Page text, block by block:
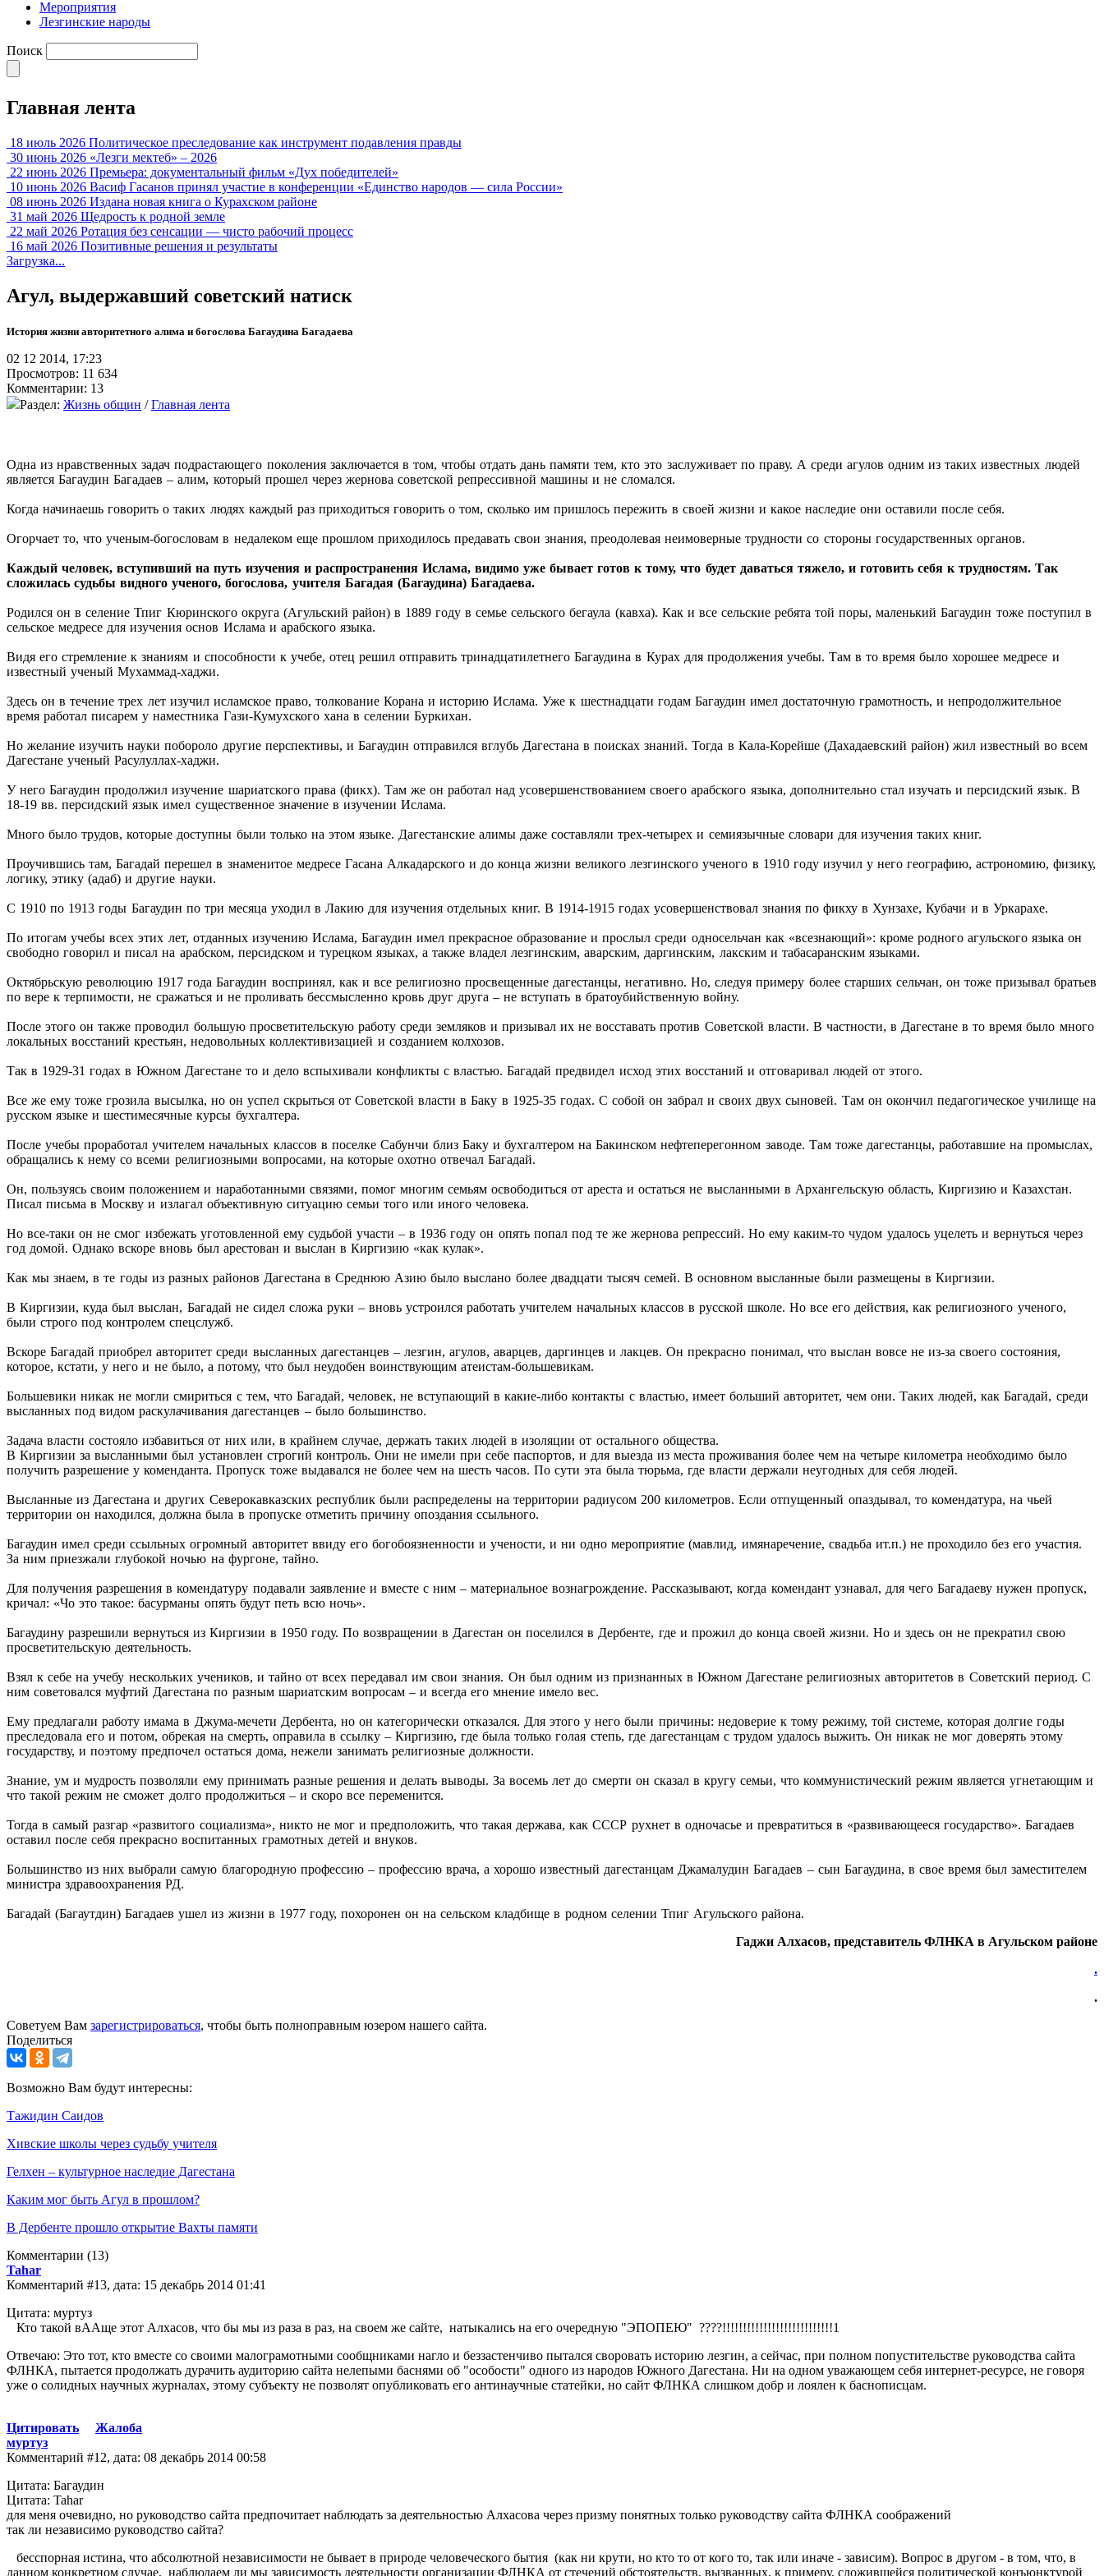
Мероприятия
Лезгинские народы
Поиск
Главная лента
18 июль 2026 Политическое преследование как инструмент подавления правды
30 июнь 2026 «Лезги мектеб» – 2026
22 июнь 2026 Премьера: документальный фильм «Дух победителей»
10 июнь 2026 Васиф Гасанов принял участие в конференции «Единство народов — сила России»
08 июнь 2026 Издана новая книга о Курахском районе
31 май 2026 Щедрость к родной земле
22 май 2026 Ротация без сенсации — чисто рабочий процесс
16 май 2026 Позитивные решения и результаты
Загрузка...
Агул, выдержавший советский натиск
История жизни авторитетного алима и богослова Багаудина Багадаева
02 12 2014, 17:23
Просмотров: 11 634
Комментарии: 13
Раздел: Жизнь общин /Главная лента
Одна из нравственных задач подрастающего поколения заключается в том, чтобы отдать дань памяти тем, кто это заслуживает по праву. А среди агулов одним из таких известных людей
является Багаудин Багадаев – алим, который прошел через жернова советской репрессивной машины и не сломался.
Когда начинаешь говорить о таких людях каждый раз приходиться говорить о том, сколько им пришлось пережить в своей жизни и какое наследие они оставили после себя.
Огорчает то, что ученым-богословам в недалеком еще прошлом приходилось предавать свои знания, преодолевая неимоверные трудности со стороны государственных органов.
Каждый человек, вступивший на путь изучения и распространения Ислама, видимо уже бывает готов к тому, что будет даваться тяжело, и готовить себя к трудностям. Так
сложилась судьбы видного ученого, богослова, учителя Багадая (Багаудина) Багадаева.
Родился он в селение Тпиг Кюринского округа (Агульский район) в 1889 году в семье сельского бегаула (кавха). Как и все сельские ребята той поры, маленький Багаудин тоже поступил в
сельское медресе для изучения основ Ислама и арабского языка.
Видя его стремление к знаниям и способности к учебе, отец решил отправить тринадцатилетнего Багаудина в Курах для продолжения учебы. Там в то время было хорошее медресе и
известный ученый Мухаммад-хаджи.
Здесь он в течение трех лет изучил исламское право, толкование Корана и историю Ислама. Уже к шестнадцати годам Багаудин имел достаточную грамотность, и непродолжительное
время работал писарем у наместника Гази-Кумухского хана в селении Буркихан.
Но желание изучить науки побороло другие перспективы, и Багаудин отправился вглубь Дагестана в поисках знаний. Тогда в Кала-Корейше (Дахадаевский район) жил известный во всем
Дагестане ученый Расулуллах-хаджи.
У него Багаудин продолжил изучение шариатского права (фикх). Там же он работал над усовершенствованием своего арабского языка, дополнительно стал изучать и персидский язык. В
18-19 вв. персидский язык имел существенное значение в изучении Ислама.
Много было трудов, которые доступны были только на этом языке. Дагестанские алимы даже составляли трех-четырех и семиязычные словари для изучения таких книг.
Проучившись там, Багадай перешел в знаменитое медресе Гасана Алкадарского и до конца жизни великого лезгинского ученого в 1910 году изучил у него географию, астрономию, физику,
логику, этику (адаб) и другие науки.
С 1910 по 1913 годы Багаудин по три месяца уходил в Лакию для изучения отдельных книг. В 1914-1915 годах усовершенствовал знания по фикху в Хунзахе, Кубачи и в Уркарахе.
По итогам учебы всех этих лет, отданных изучению Ислама, Багаудин имел прекрасное образование и прослыл среди односельчан как «всезнающий»: кроме родного агульского языка он
свободно говорил и писал на арабском, персидском и турецком языках, а также владел лезгинским, аварским, даргинским, лакским и табасаранским языками.
Октябрьскую революцию 1917 года Багаудин воспринял, как и все религиозно просвещенные дагестанцы, негативно. Но, следуя примеру более старших сельчан, он тоже призывал братьев
по вере к терпимости, не сражаться и не проливать бессмысленно кровь друг друга – не вступать в братоубийственную войну.
После этого он также проводил большую просветительскую работу среди земляков и призывал их не восставать против Советской власти. В частности, в Дагестане в то время было много
локальных восстаний крестьян, недовольных коллективизацией и созданием колхозов.
Так в 1929-31 годах в Южном Дагестане то и дело вспыхивали конфликты с властью. Багадай предвидел исход этих восстаний и отговаривал людей от этого.
Все же ему тоже грозила высылка, но он успел скрыться от Советской власти в Баку в 1925-35 годах. С собой он забрал и своих двух сыновей. Там он окончил педагогическое училище на
русском языке и шестимесячные курсы бухгалтера.
После учебы проработал учителем начальных классов в поселке Сабунчи близ Баку и бухгалтером на Бакинском нефтеперегонном заводе. Там тоже дагестанцы, работавшие на промыслах,
обращались к нему со всеми религиозными вопросами, на которые охотно отвечал Багадай.
Он, пользуясь своим положением и наработанными связями, помог многим семьям освободиться от ареста и остаться не высланными в Архангельскую область, Киргизию и Казахстан.
Писал письма в Москву и излагал объективную ситуацию семьи того или иного человека.
Но все-таки он не смог избежать уготовленной ему судьбой участи – в 1936 году он опять попал под те же жернова репрессий. Но ему каким-то чудом удалось уцелеть и вернуться через
год домой. Однако вскоре вновь был арестован и выслан в Киргизию «как кулак».
Как мы знаем, в те годы из разных районов Дагестана в Среднюю Азию было выслано более двадцати тысяч семей. В основном высланные были размещены в Киргизии.
В Киргизии, куда был выслан, Багадай не сидел сложа руки – вновь устроился работать учителем начальных классов в русской школе. Но все его действия, как религиозного ученого,
были строго под контролем спецслужб.
Вскоре Багадай приобрел авторитет среди высланных дагестанцев – лезгин, агулов, аварцев, даргинцев и лакцев. Он прекрасно понимал, что выслан вовсе не из-за своего состояния,
которое, кстати, у него и не было, а потому, что был неудобен воинствующим атеистам-большевикам.
Большевики никак не могли смириться с тем, что Багадай, человек, не вступающий в какие-либо контакты с властью, имеет больший авторитет, чем они. Таких людей, как Багадай, среди
высланных под видом раскулачивания дагестанцев – было большинство.
Задача власти состояло избавиться от них или, в крайнем случае, держать таких людей в изоляции от остального общества.
В Киргизии за высланными был установлен строгий контроль. Они не имели при себе паспортов, и для выезда из места проживания более чем на четыре километра необходимо было
получить разрешение у коменданта. Пропуск тоже выдавался не более чем на шесть часов. По сути эта была тюрьма, где власти держали неугодных для себя людей.
Высланные из Дагестана и других Северокавказских республик были распределены на территории радиусом 200 километров. Если отпущенный опаздывал, то комендатура, на чьей
территории он находился, должна была в пропуске отметить причину опоздания ссыльного.
Багаудин имел среди ссыльных огромный авторитет ввиду его богобоязненности и учености, и ни одно мероприятие (мавлид, имянаречение, свадьба ит.п.) не проходило без его участия.
За ним приезжали глубокой ночью на фургоне, тайно.
Для получения разрешения в комендатуру подавали заявление и вместе с ним – материальное вознагрождение. Рассказывают, когда комендант узнавал, для чего Багадаеву нужен пропуск,
кричал: «Чо это такое: басурманы опять будут петь всю ночь».
Багаудину разрешили вернуться из Киргизии в 1950 году. По возвращении в Дагестан он поселился в Дербенте, где и прожил до конца своей жизни. Но и здесь он не прекратил свою
просветительскую деятельность.
Взял к себе на учебу нескольких учеников, и тайно от всех передавал им свои знания. Он был одним из признанных в Южном Дагестане религиозных авторитетов в Советский период. С
ним советовался муфтий Дагестана по разным шариатским вопросам – и всегда его мнение имело вес.
Ему предлагали работу имама в Джума-мечети Дербента, но он категорически отказался. Для этого у него были причины: недоверие к тому режиму, той системе, которая долгие годы
преследовала его и потом, обрекая на смерть, оправила в ссылку – Киргизию, где была только голая степь, где дагестанцам с трудом удалось выжить. Он никак не мог доверять этому
государству, и поэтому предпочел остаться дома, нежели занимать религиозные должности.
Знание, ум и мудрость позволяли ему принимать разные решения и делать выводы. За восемь лет до смерти он сказал в кругу семьи, что коммунистический режим является угнетающим и
что такой режим не сможет долго продолжиться – и скоро все переменится.
Тогда в самый разгар «развитого социализма», никто не мог и предположить, что такая держава, как СССР рухнет в одночасье и превратиться в «развивающееся государство». Багадаев
оставил после себя прекрасно воспитанных грамотных детей и внуков.
Большинство из них выбрали самую благородную профессию – профессию врача, а хорошо известный дагестанцам Джамалудин Багадаев – сын Багаудина, в свое время был заместителем
министра здравоохранения РД.
Багадай (Багаутдин) Багадаев ушел из жизни в 1977 году, похоронен он на сельском кладбище в родном селении Тпиг Агульского района.
Гаджи Алхасов, представитель ФЛНКА в Агульском районе
.
.
Советуем Вам зарегистрироваться, чтобы быть полноправным юзером нашего сайта.
Поделиться
Возможно Вам будут интересны:
Тажидин Саидов
Хивские школы через судьбу учителя
Гелхен – культурное наследие Дагестана
Каким мог быть Агул в прошлом?
В Дербенте прошло открытие Вахты памяти
Комментарии (13)
Tahar
Комментарий #13, дата: 15 декабрь 2014 01:41
Цитата: муртуз
Кто такой вААще этот Алхасов, что бы мы из раза в раз, на своем же сайте, натыкались на его очередную "ЭПОПЕЮ" ????!!!!!!!!!!!!!!!!!!!!!!!!!!!1
Отвечаю: Это тот, кто вместе со своими малограмотными сообщниками нагло и беззастенчиво пытался своровать историю лезгин, а сейчас, при полном попустительстве руководства сайта
ФЛНКА, пытается продолжать дурачить аудиторию сайта нелепыми баснями об "особости" одного из народов Южного Дагестана. Ни на одном уважающем себя интернет-ресурсе, не говоря
уже о солидных научных журналах, этому субъекту не позволят опубликовать его антинаучные статейки, но сайт ФЛНКА слишком добр и лоялен к баснописцам.
Цитировать
Жалоба
муртуз
Комментарий #12, дата: 08 декабрь 2014 00:58
Цитата: Багаудин
Цитата: Tahar
для меня очевидно, но руководство сайта предпочитает наблюдать за деятельностью Алхасова через призму понятных только руководству сайта ФЛНКА соображений
так ли независимо руководство сайта?
бесспорная истина, что абсолютной независимости не бывает в природе человеческого бытия (как ни крути, но кто то от кого то, так или иначе - зависим). Вопрос в другом - в том, что, в
данном конкретном случае, наблюдаем ли мы зависимость деятельности организации ФЛНКА от стечений обстоятельств, вызванных, к примеру, сложившейся политической конъюнктурой